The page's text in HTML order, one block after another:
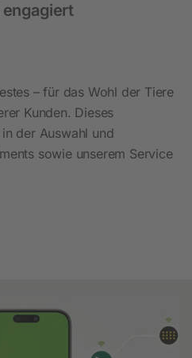
– für das Wohl der Tiere
Kunden. Dieses
der Auswahl und
sowie unserem Service